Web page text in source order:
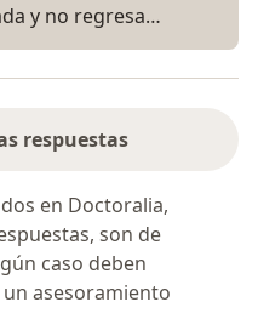
y no regresa…
respuestas
en Doctoralia,
son de
caso deben
asesoramiento